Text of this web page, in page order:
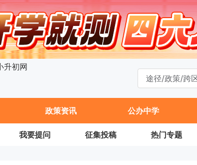
政策资讯 公办中学
我要提问 征集投稿 热门专题